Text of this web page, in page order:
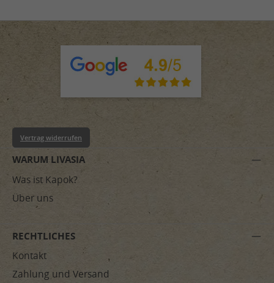
WARUM LIVASIA
Was ist Kapok?
Über uns
RECHTLICHES
Kontakt
Zahlung und Versand
Vertrag widerrufen